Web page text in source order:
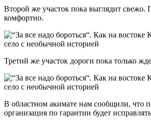
Второй же участок пока выглядит свежо.
комфортно.
Третий же участок дороги пока только
В областном акимате нам сообщили, что
организация по гарантии будет